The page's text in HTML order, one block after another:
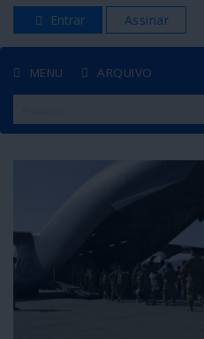
Entrar Assinar
MENU ARQUIVO